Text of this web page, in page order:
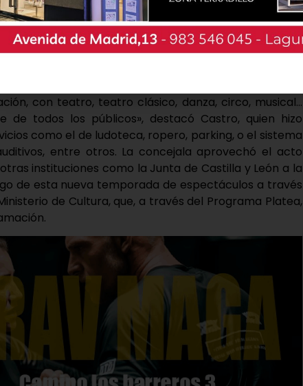
con mucho orgullo, somos uno de los teatros
León, y eso es síntoma de que contamos con
que repiten año tras año. Contamos con
con teatro, teatro clásico, danza, circo, musical…
de todos los públicos», destacó Castro, quien hizo
como el de ludoteca, ropero, parking, o el sistema
entre otros. La concejala aprovechó el acto
instituciones como la Junta de Castilla y León a la
de esta nueva temporada de espectáculos a través
de Cultura, que, a través del Programa Platea,